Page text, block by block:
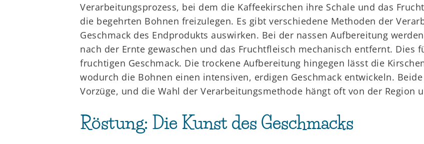
Verarbeitungsprozess, bei dem die Kaffeekirschen ihre Schale und das
die begehrten Bohnen freizulegen. Es gibt verschiedene Methoden der
Geschmack des Endprodukts auswirken. Bei der nassen Aufbereitung
nach der Ernte gewaschen und das Fruchtfleisch mechanisch entfernt. Dies
fruchtigen Geschmack. Die trockene Aufbereitung hingegen lässt die
wodurch die Bohnen einen intensiven, erdigen Geschmack entwickeln.
Vorzüge, und die Wahl der Verarbeitungsmethode hängt oft von der Region
Röstung: Die Kunst des Geschmacks